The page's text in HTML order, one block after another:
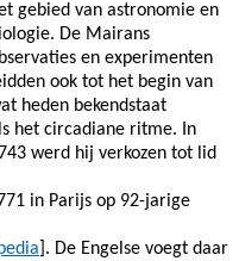
gebied van astronomie en
De Mairans
en experimenten
ook tot het begin van
heden bekendstaat
het circadiane ritme. In
werd hij verkozen tot lid
in Parijs op 92-jarige
]. De Engelse voegt daar